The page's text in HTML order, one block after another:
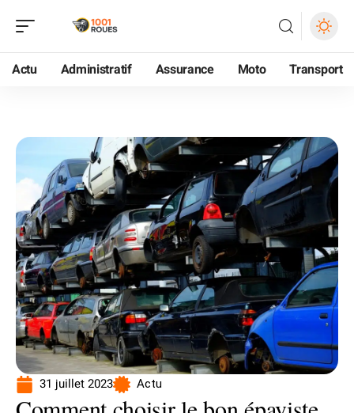
Actu Administratif Assurance Moto Transport
31 juillet 2023 Actu